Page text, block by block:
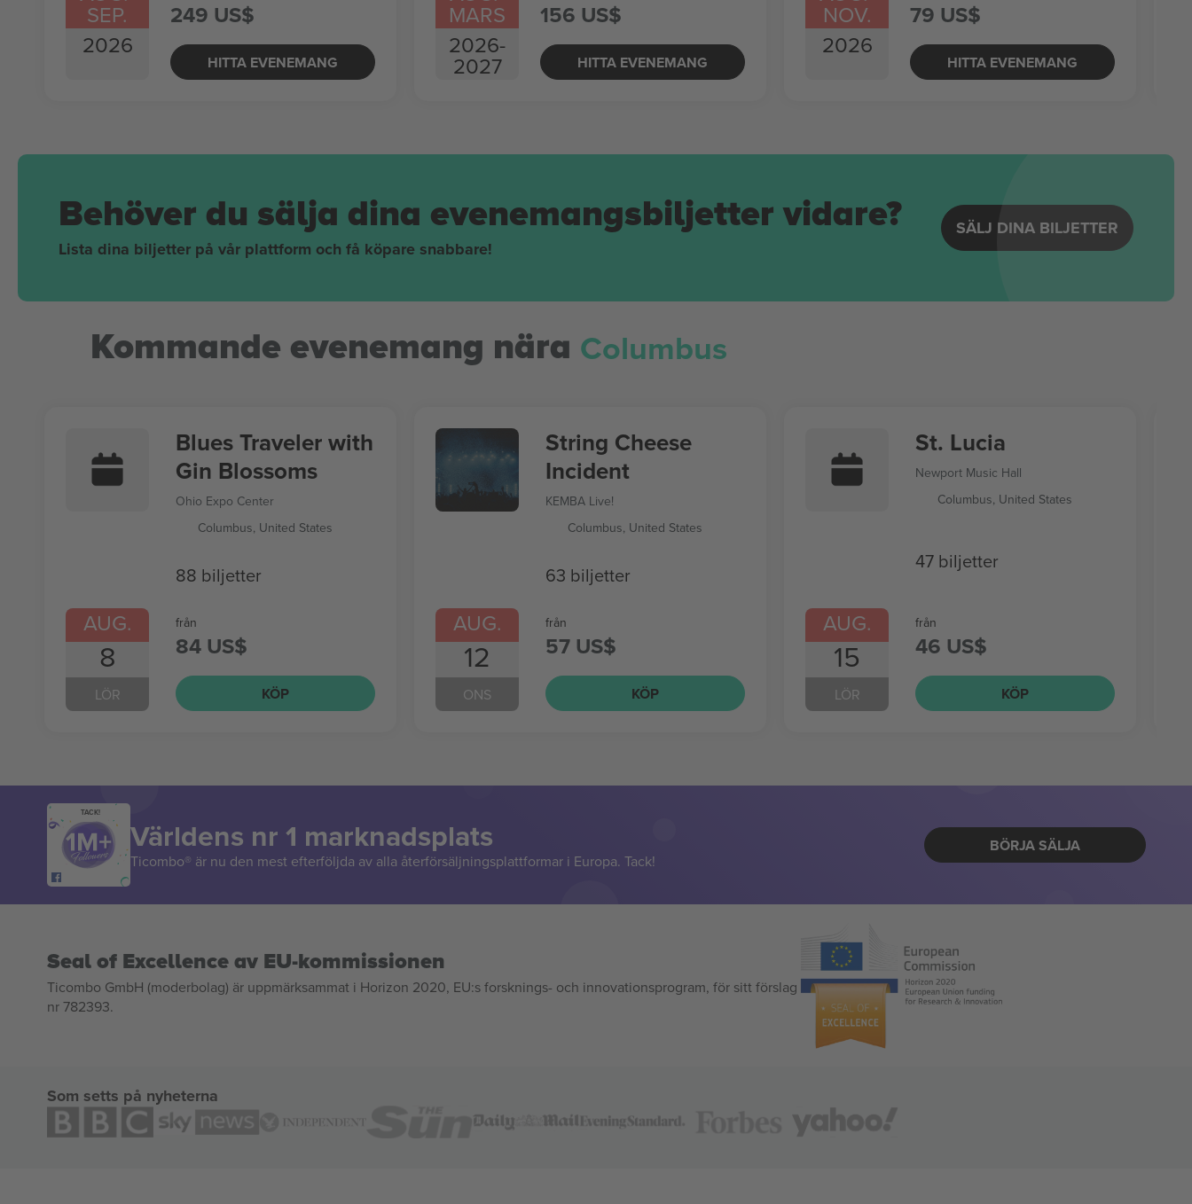
SEP.
2026
249 US$
HITTA EVENEMANG
MARS
2026-
2027
156 US$
HITTA EVENEMANG
NOV.
2026
79 US$
HITTA EVENEMANG
Behöver du sälja dina evenemangsbiljetter vidare?
Lista dina biljetter på vår plattform och få köpare snabbare!
SÄLJ DINA BILJETTER
Kommande evenemang nära Columbus
AUG.
8
LÖR
Blues Traveler with
Gin Blossoms
Ohio Expo Center
Columbus, United States
88 biljetter
från
84 US$
KÖP
AUG.
12
ONS
String Cheese
Incident
KEMBA Live!
Columbus, United States
63 biljetter
från
57 US$
KÖP
AUG.
15
LÖR
St. Lucia
Newport Music Hall
Columbus, United States
47 biljetter
från
46 US$
KÖP
TACK!
Världens nr 1 marknadsplats
Ticombo® är nu den mest efterföljda av alla återförsäljningsplattformar i Europa. Tack!
BÖRJA SÄLJA
Seal of Excellence av EU-kommissionen
Ticombo GmbH (moderbolag) är uppmärksammat i Horizon 2020, EU:s forsknings- och innovationsprogram, för sitt förslag
nr 782393.
Som setts på nyheterna